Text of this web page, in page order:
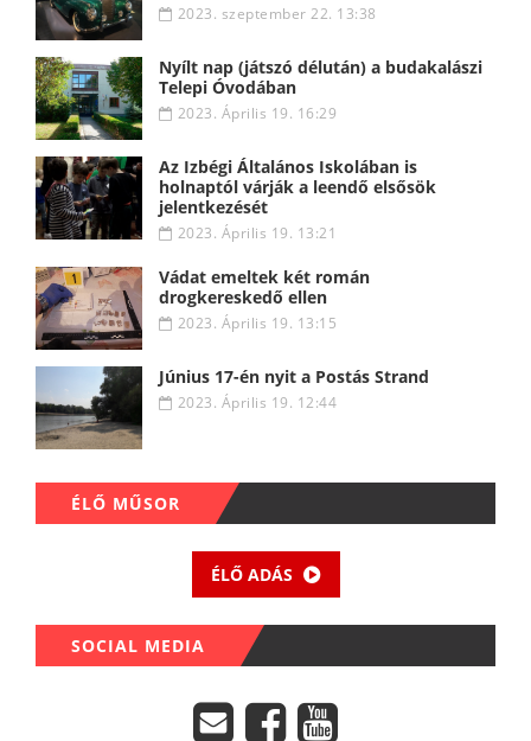
2023. szeptember 22. 13:38
Nyílt nap (játszó délután) a budakalászi
Telepi Óvodában
2023. Április 19. 16:29
Az Izbégi Általános Iskolában is
holnaptól várják a leendő elsősök
jelentkezését
2023. Április 19. 13:21
Vádat emeltek két román
drogkereskedő ellen
2023. Április 19. 13:15
Június 17-én nyit a Postás Strand
2023. Április 19. 12:44
ÉLŐ MŰSOR
ÉLŐ ADÁS
SOCIAL MEDIA